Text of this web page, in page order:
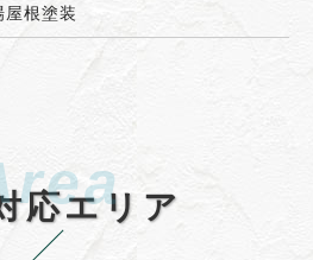
根塗装
応エリア